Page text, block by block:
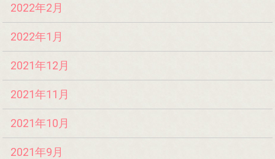
2022年2月
2022年1月
2021年12月
2021年11月
2021年10月
2021年9月